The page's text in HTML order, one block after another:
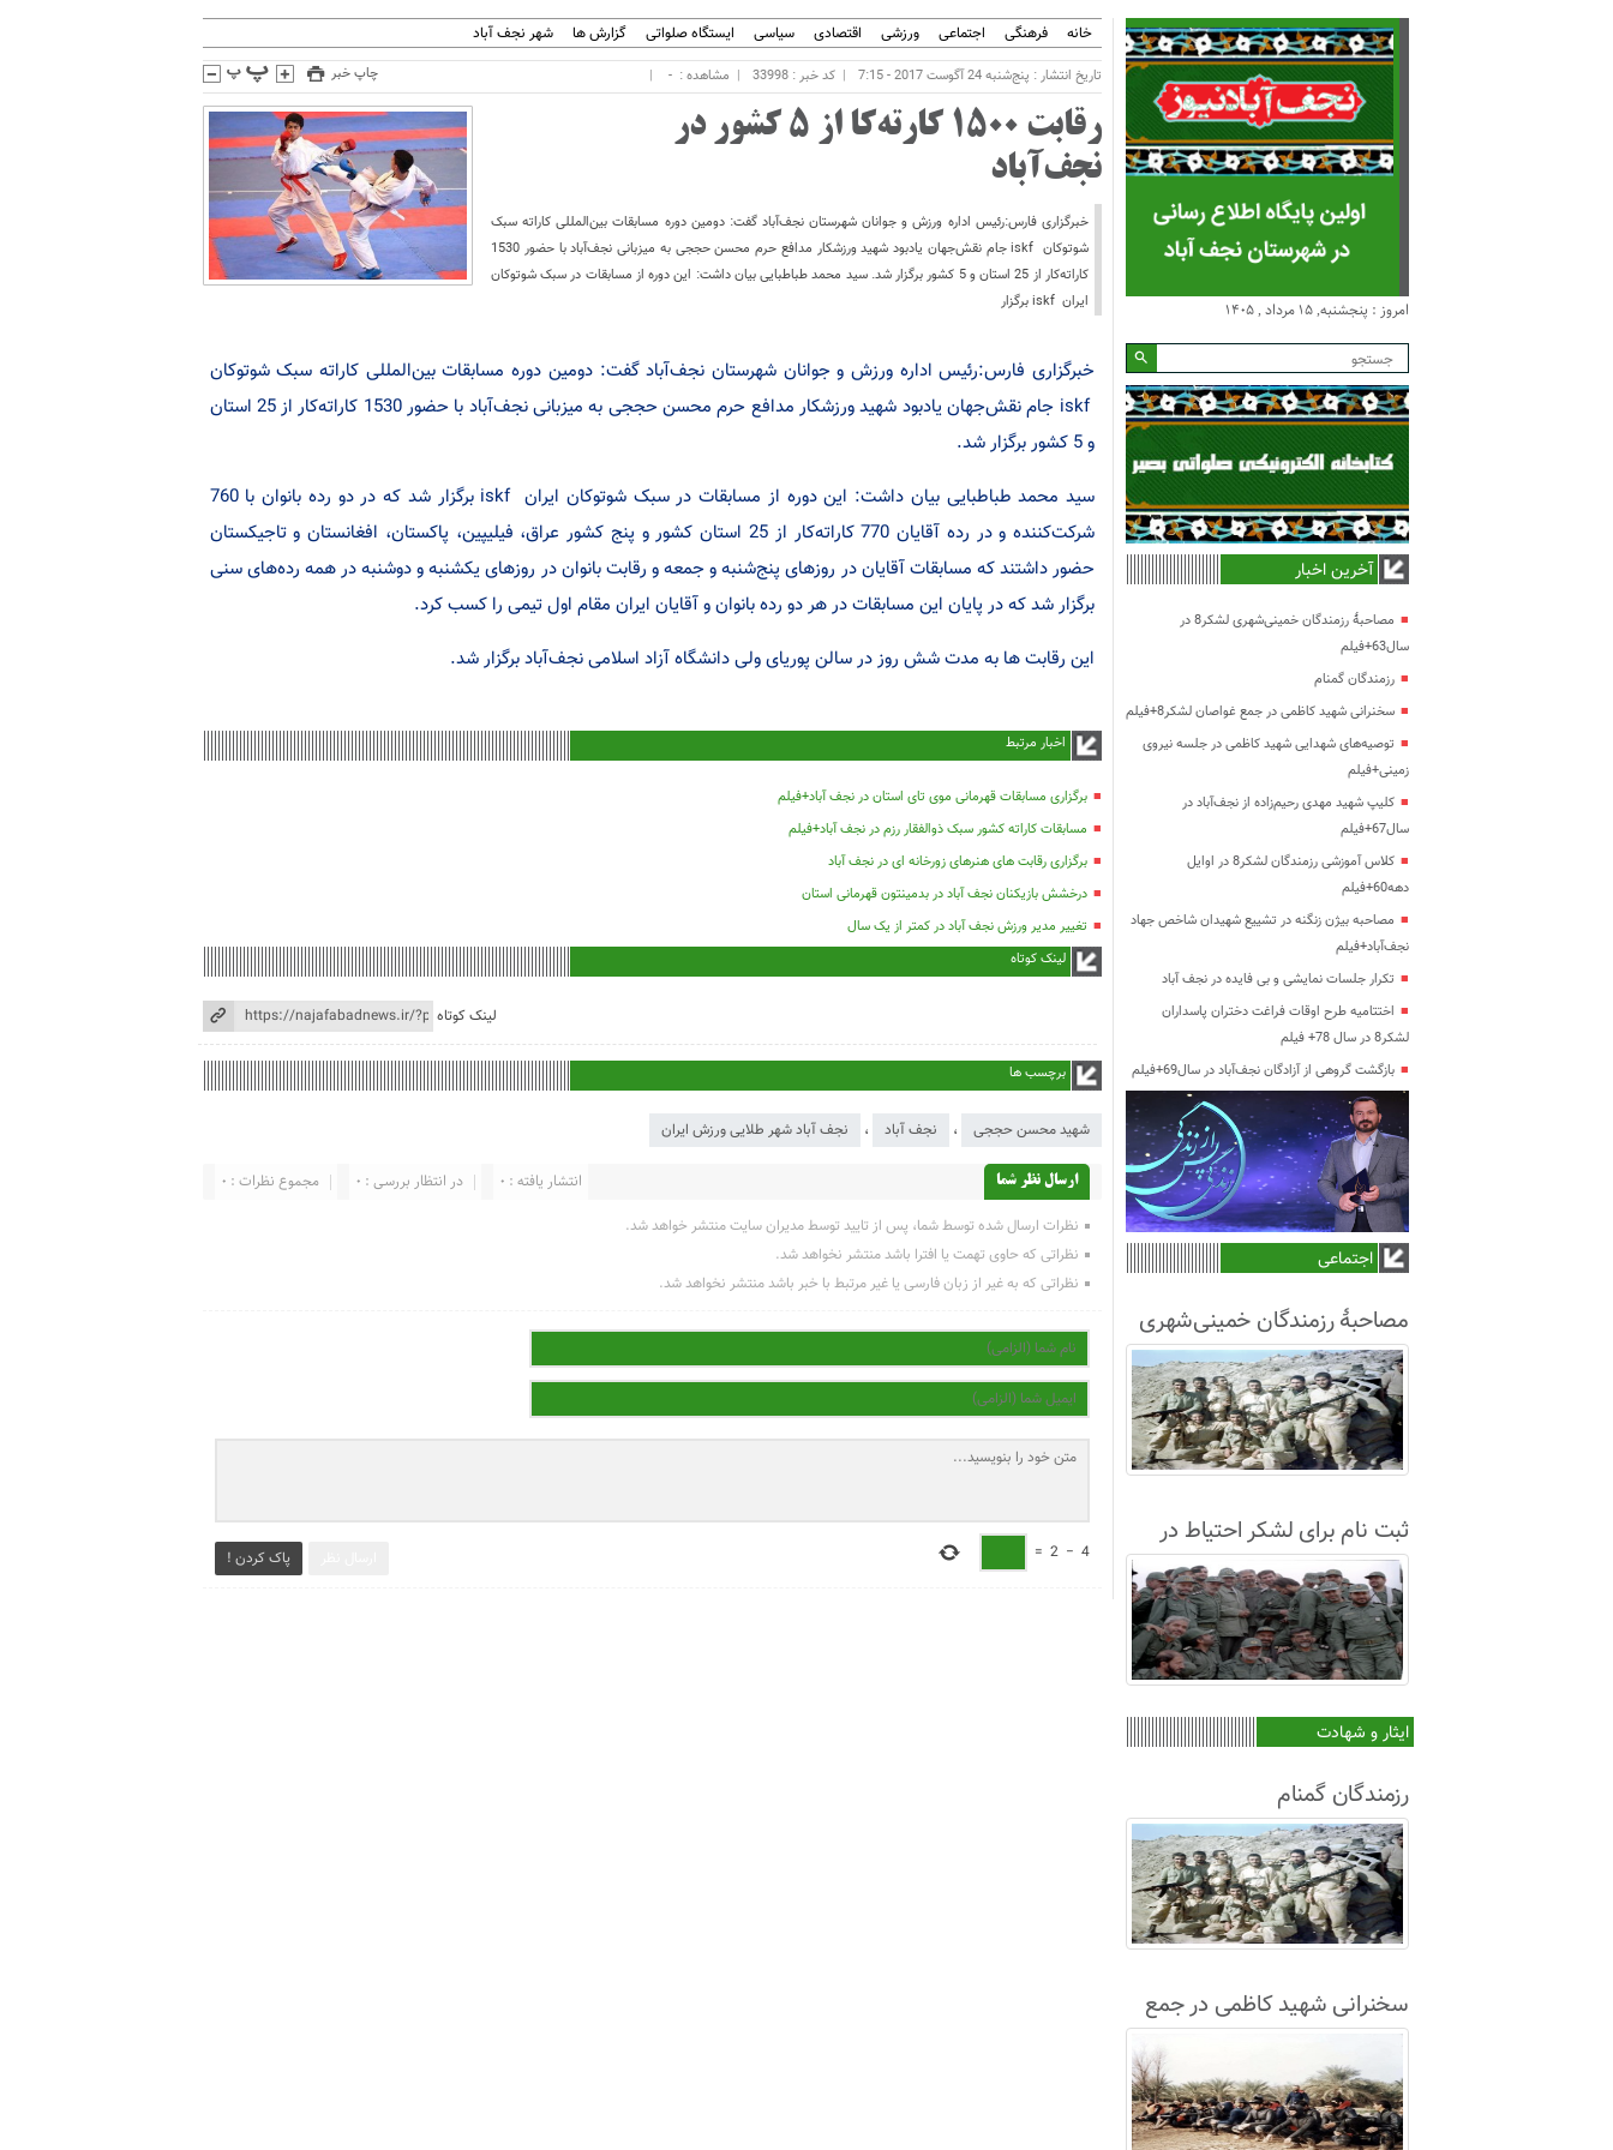
خانه فرهنگی اجتماعی ورزشی اقتصادی سیاسی ایستگاه صلواتی گزارش ها شهر نجف آباد
تاریخ انتشار : پنج‌شنبه 24 آگوست 2017 - 7:15 کد خبر : 33998 مشاهده : - چاپ خبر
رقابت 1500 کارته‌کا از 5 کشور در
نجف‌آباد
خبرگزاری فارس:رئیس اداره ورزش و جوانان شهرستان نجف‌آباد گفت: دومین دوره مسابقات بین‌المللی کاراته سبک
شوتوکان iskf جام نقش‌جهان یادبود شهید ورزشکار مدافع حرم محسن حججی به میزبانی نجف‌آباد با حضور 1530
کاراته‌کار از 25 استان و 5 کشور برگزار شد. سید محمد طباطبایی بیان داشت: این دوره از مسابقات در سبک شوتوکان
ایران iskf برگزار
خبرگزاری فارس:رئیس اداره ورزش و جوانان شهرستان نجف‌آباد گفت: دومین دوره مسابقات بین‌المللی کاراته سبک شوتوکان
iskf جام نقش‌جهان یادبود شهید ورزشکار مدافع حرم محسن حججی به میزبانی نجف‌آباد با حضور 1530 کاراته‌کار از 25 استان
و 5 کشور برگزار شد.
سید محمد طباطبایی بیان داشت: این دوره از مسابقات در سبک شوتوکان ایران iskf برگزار شد که در دو رده بانوان با 760
شرکت‌کننده و در رده آقایان 770 کاراته‌کار از 25 استان کشور و پنج کشور عراق، فیلیپین، پاکستان، افغانستان و تاجیکستان
حضور داشتند که مسابقات آقایان در روزهای پنج‌شنبه و جمعه و رقابت بانوان در روزهای یکشنبه و دوشنبه در همه رده‌های سنی
برگزار شد که در پایان این مسابقات در هر دو رده بانوان و آقایان ایران مقام اول تیمی را کسب کرد.
این رقابت ها به مدت شش روز در سالن پوریای ولی دانشگاه آزاد اسلامی نجف‌آباد برگزار شد.
اخبار مرتبط
برگزاری مسابقات قهرمانی موی تای استان در نجف آباد+فیلم
مسابقات کاراته کشور سبک ذوالفقار رزم در نجف آباد+فیلم
برگزاری رقابت های هنرهای زورخانه ای در نجف آباد
درخشش بازیکنان نجف آباد در بدمینتون قهرمانی استان
تغییر مدیر ورزش نجف آباد در کمتر از یک سال
لینک کوتاه
لینک کوتاه
برچسب ها
شهید محسن حججی ، نجف آباد ، نجف آباد شهر طلایی ورزش ایران
ارسال نظر شما مجموع نظرات : 0 در انتظار بررسی : 0 انتشار یافته : 0
نظرات ارسال شده توسط شما، پس از تایید توسط مدیران سایت منتشر خواهد شد.
نظراتی که حاوی تهمت یا افترا باشد منتشر نخواهد شد.
نظراتی که به غیر از زبان فارسی یا غیر مرتبط با خبر باشد منتشر نخواهد شد.
پاک کردن ! 4
−
2
=
امروز : پنجشنبه, ۱۵ مرداد , ۱۴۰۵
آخرین اخبار
مصاحبۀ رزمندگان خمینی‌شهری لشکر8 در
سال63+فیلم
رزمندگان گمنام
سخنرانی شهید کاظمی در جمع غواصان لشکر8+فیلم
توصیه‌های شهدایی شهید کاظمی در جلسه نیروی
زمینی+فیلم
کلیپ شهید مهدی رحیم‌زاده از نجف‌آباد در
سال67+فیلم
کلاس آموزشی رزمندگان لشکر8 در اوایل
دهه60+فیلم
مصاحبه بیژن زنگنه در تشییع شهیدان شاخص جهاد
نجف‌آباد+فیلم
تکرار جلسات نمایشی و بی فایده در نجف آباد
اختتامیه طرح اوقات فراغت دختران پاسداران
لشکر8 در سال 78+ فیلم
بازگشت گروهی از آزادگان نجف‌آباد در سال69+فیلم
اجتماعی
مصاحبۀ رزمندگان خمینی‌شهری
لشکر8 در سال63+فیلم
ثبت نام برای لشکر احتیاط در
نجف آباد
ایثار و شهادت
رزمندگان گمنام
سخنرانی شهید کاظمی در جمع
غواصان لشکر8+فیلم